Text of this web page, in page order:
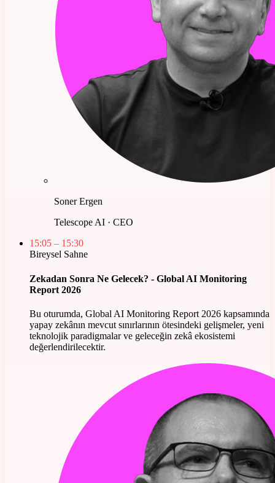
Soner Ergen
Telescope AI · CEO
15:05 – 15:30
Bireysel Sahne
Zekadan Sonra Ne Gelecek? - Global AI Monitoring
Report 2026
Bu oturumda, Global AI Monitoring Report 2026 kapsamında
yapay zekânın mevcut sınırlarının ötesindeki gelişmeler, yeni
teknolojik paradigmalar ve geleceğin zekâ ekosistemi
değerlendirilecektir.